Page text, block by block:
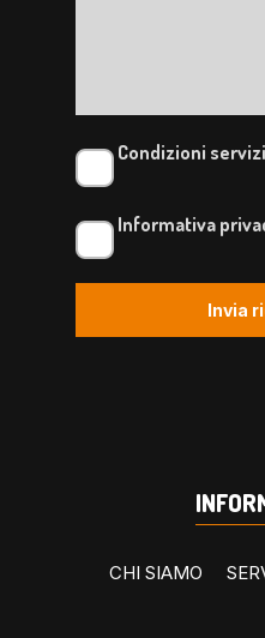
Condizioni
Informativa
Invia
CHI SIAMO